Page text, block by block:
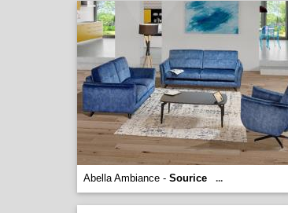
Abella Ambiance - Sourice ...